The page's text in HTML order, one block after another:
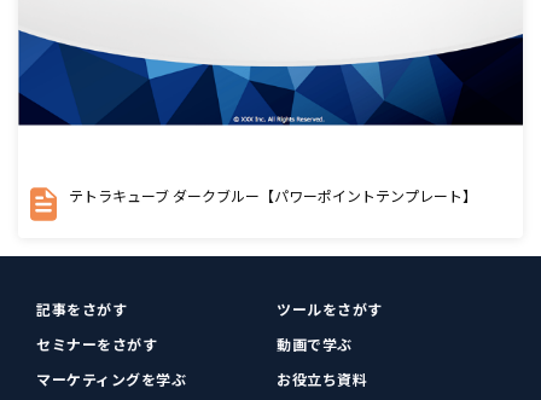
テトラキューブ ダークブルー【パワーポイントテンプレート】
記事をさがす
ツールをさがす
セミナーをさがす
動画で学ぶ
マーケティングを学ぶ
お役立ち資料